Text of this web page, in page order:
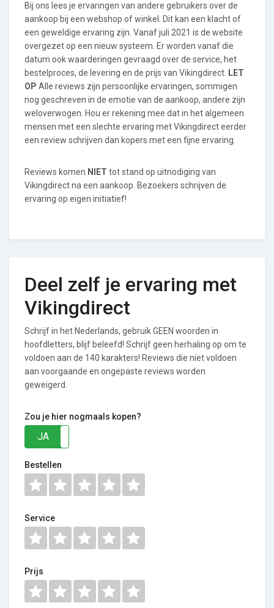
Bij ons lees je ervaringen van andere gebruikers over de
aankoop bij een webshop of winkel. Dit kan een klacht of
een geweldige ervaring zijn. Vanaf juli 2021 is de website
overgezet op een nieuw systeem. Er worden vanaf die
datum ook waarderingen gevraagd over de service, het
bestelproces, de levering en de prijs van Vikingdirect. LET
OP Alle reviews zijn persoonlijke ervaringen, sommigen
nog geschreven in de emotie van de aankoop, andere zijn
weloverwogen. Hou er rekening mee dat in het algemeen
mensen met een slechte ervaring met Vikingdirect eerder
een review schrijven dan kopers met een fijne ervaring.
Reviews komen NIET tot stand op uitnodiging van
Vikingdirect na een aankoop. Bezoekers schrijven de
ervaring op eigen initiatief!
Deel zelf je ervaring met
Vikingdirect
Schrijf in het Nederlands, gebruik GEEN woorden in
hoofdletters, blijf beleefd! Schrijf geen herhaling op om te
voldoen aan de 140 karakters! Reviews die niet voldoen
aan voorgaande en ongepaste reviews worden
geweigerd.
Zou je hier nogmaals kopen?
JA
Bestellen
Service
Prijs